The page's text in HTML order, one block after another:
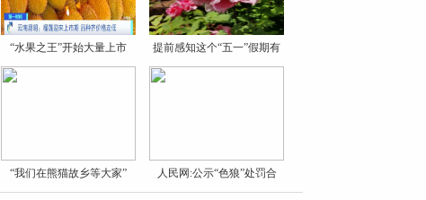
“水果之王”开始大量上市 提前感知这个“五一”假期有
“我们在熊猫故乡等大家” 人民网:公示“色狼”处罚合